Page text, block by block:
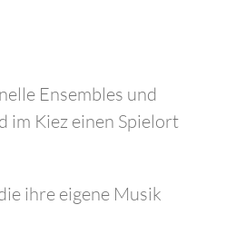
Ensembles und
im Kiez einen Spielort
ihre eigene Musik